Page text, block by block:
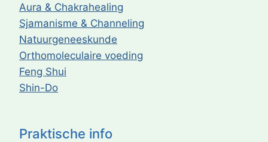
Praktische info
Aura & Chakrahealing
Sjamanisme & Channeling
Natuurgeneeskunde
Orthomoleculaire voeding
Feng Shui
Shin-Do